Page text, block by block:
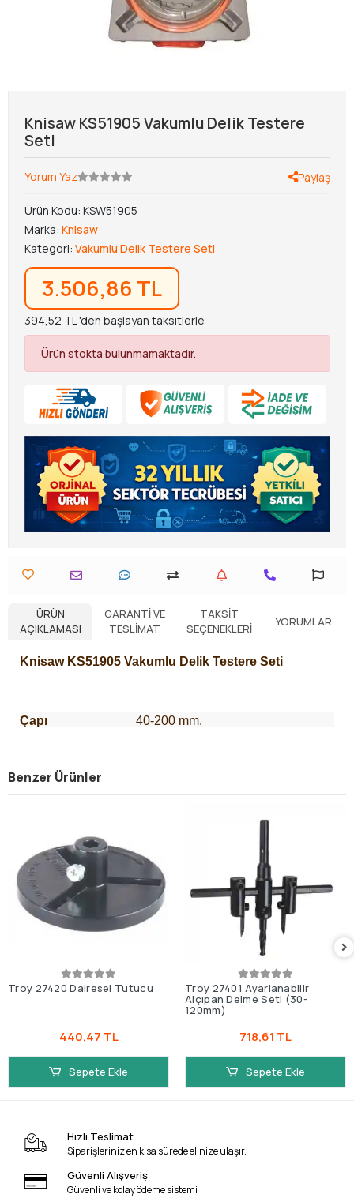
Knisaw KS51905 Vakumlu Delik Testere
Seti
Yorum Yaz Paylaş
Ürün Kodu: KSW51905
Marka: Knisaw
Kategori: Vakumlu Delik Testere Seti
3.506,86 TL
394,52 TL 'den başlayan taksitlerle
Ürün stokta bulunmamaktadır.
ÜRÜN
AÇIKLAMASI
GARANTI VE
TESLIMAT
TAKSIT
SEÇENEKLERI
YORUMLAR
Knisaw KS51905 Vakumlu Delik Testere Seti
Çapı 40-200 mm.
Benzer Ürünler
Troy 27420 Dairesel Tutucu
440,47 TL
Sepete Ekle
Troy 27401 Ayarlanabilir
Alçıpan Delme Seti (30-
120mm)
718,61 TL
Sepete Ekle
Hızlı Teslimat
Siparişleriniz en kısa sürede elinize ulaşır.
Güvenli Alışveriş
Güvenli ve kolay ödeme sistemi